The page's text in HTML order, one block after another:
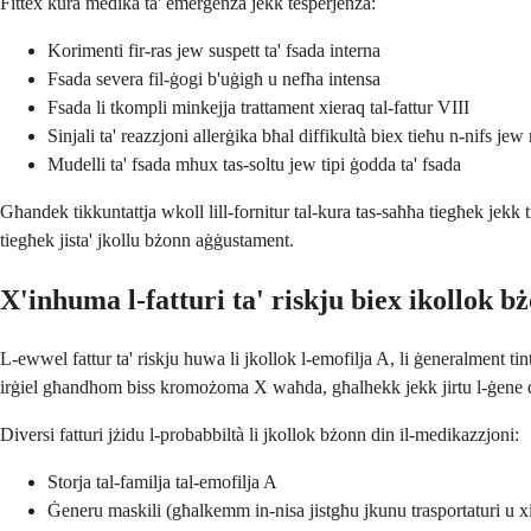
Korimenti fir-ras jew suspett ta' fsada interna
Fsada severa fil-ġogi b'uġigħ u nefħa intensa
Fsada li tkompli minkejja trattament xieraq tal-fattur VIII
Sinjali ta' reazzjoni allerġika bħal diffikultà biex tieħu n-nifs
Mudelli ta' fsada mhux tas-soltu jew tipi ġodda ta' fsada
Għandek tikkuntattja wkoll lill-fornitur tal-kura tas-saħħa tiegħek
tiegħek jista' jkollu bżonn aġġustament.
X'inhuma l-fatturi ta' riskju biex ikollok
L-ewwel fattur ta' riskju huwa li jkollok l-emofilja A, li ġeneralment
irġiel għandhom biss kromożoma X waħda, għalhekk jekk jirtu l-
Diversi fatturi jżidu l-probabbiltà li jkollok bżonn din il-medikazzjoni:
Storja tal-familja tal-emofilja A
Ġeneru maskili (għalkemm in-nisa jistgħu jkunu trasportaturi u